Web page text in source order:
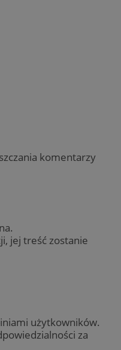
komentarzy
jej treść zostanie
użytkowników.
za